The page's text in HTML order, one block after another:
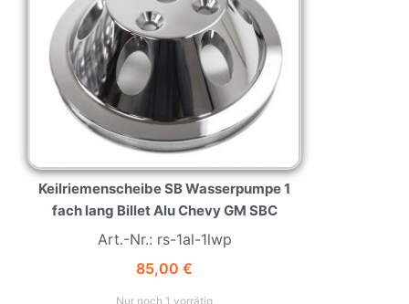
Keilriemenscheibe SB Wasserpumpe 1
fach lang Billet Alu Chevy GM SBC
Art.-Nr.: rs-1al-1lwp
85,00 €
Nur noch 1 vorrätig